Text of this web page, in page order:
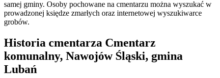
samej gminy. Osoby pochowane na cmentarzu można wyszukać w
prowadzonej księdze zmarłych oraz internetowej wyszukiwarce
grobów.
Historia cmentarza Cmentarz
komunalny, Nawojów Śląski, gmina
Lubań